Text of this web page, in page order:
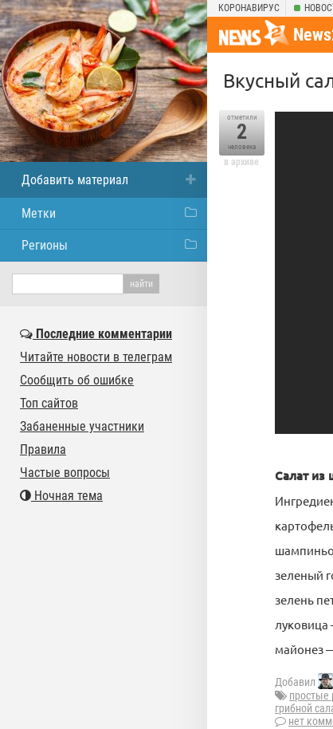
КОРОНАВИРУС
Вкусный
отметили
2
человека
в архиве
Салат из
зеленый
зелень
майонез
Добавил
простые
грибной
нет
Добавить материал
Метки
Регионы
Последние комментарии
Читайте новости в телеграм
Сообщить об ошибке
Топ сайтов
Забаненные участники
Правила
Частые вопросы
Ночная тема